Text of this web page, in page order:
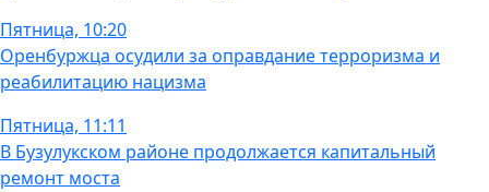
Пятница, 10:20
Оренбуржца осудили за оправдание терроризма и
реабилитацию нацизма
Пятница, 11:11
В Бузулукском районе продолжается капитальный
ремонт моста